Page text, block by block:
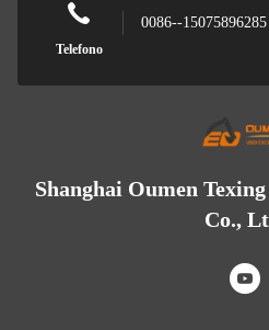
Telefono
0086--15075896285
Shanghai Oumen
Co.,